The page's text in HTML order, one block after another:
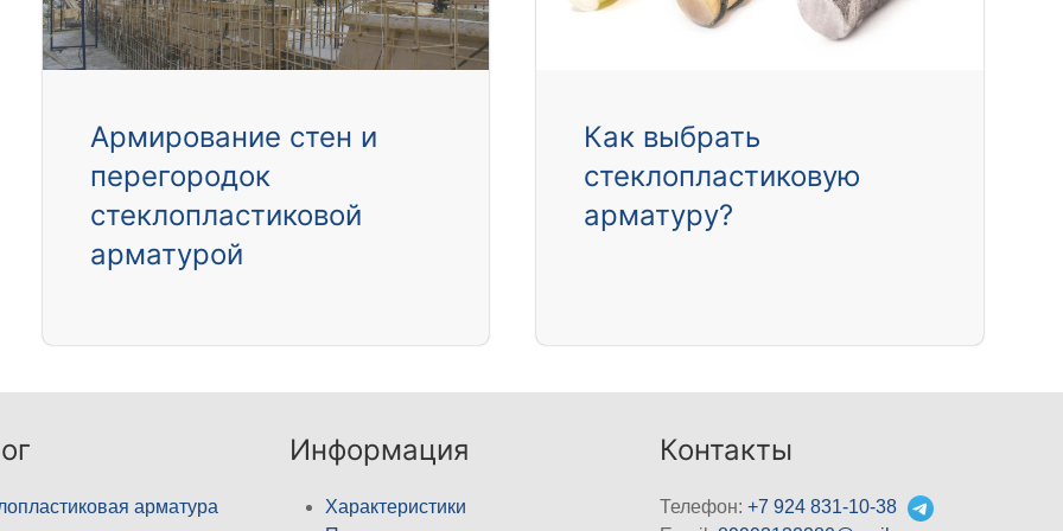
Армирование стен и
перегородок
стеклопластиковой
арматурой
Как выбрать
стеклопластиковую
арматуру?
арматура
Информация
Характеристики
Контакты
Телефон:+7 924 831-10-38